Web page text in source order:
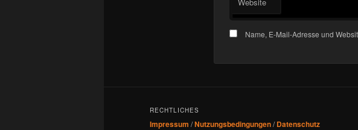
Website
Name, E-Mail-Adresse und
RECHTLICHES
Impressum /Nutzungsbedingungen/Datenschutz